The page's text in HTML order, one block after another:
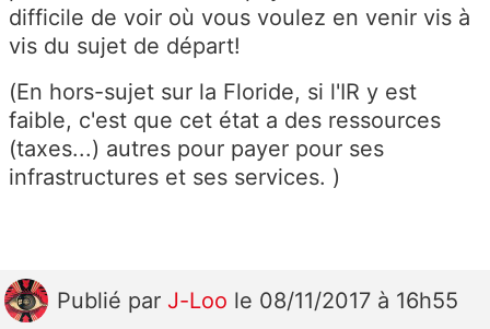
difficile de voir où vous voulez en venir vis à
vis du sujet de départ!
(En hors-sujet sur la Floride, si l'IR y est
faible, c'est que cet état a des ressources
(taxes...) autres pour payer pour ses
infrastructures et ses services. )
Publié par J-Loo le 08/11/2017 à 16h55